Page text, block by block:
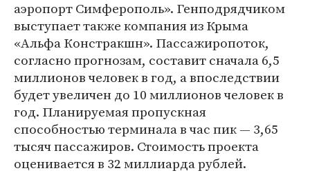
аэропорт Симферополь». Генподрядчиком
выступает также компания из Крыма
«Альфа Констракшн». Пассажиропоток,
согласно прогнозам, составит сначала 6,5
миллионов человек в год, а впоследствии
будет увеличен до 10 миллионов человек в
год. Планируемая пропускная
способностью терминала в час пик — 3,65
тысяч пассажиров. Стоимость проекта
оценивается в 32 миллиарда рублей.